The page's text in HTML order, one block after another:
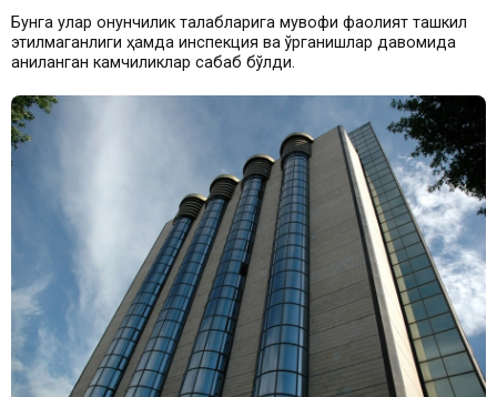
Бунга улар қонунчилик талабларига мувофиқ фаолият ташкил
этилмаганлиги ҳамда инспекция ва ўрганишлар давомида
аниқланган камчиликлар сабаб бўлди.